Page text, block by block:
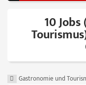
10
Gastronomie und